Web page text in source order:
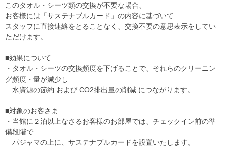
このタオル・シーツ類の交換が不要な場合、
お客様には「サステナブルカード」の内容に基づいて
スタッフに直接連絡をとることなく、交換不要の意思表示をしてい
ただけます。
■効果について
・タオル・シーツの交換頻度を下げることで、それらのクリーニン
グ頻度・量が減少し
水資源の節約 および CO2排出量の削減 につながります。
■対象のお客さま
・当館に２泊以上なさるお客様のお部屋では、チェックイン前の準
備段階で
パジャマの上に、サステナブルカードを設置いたします。